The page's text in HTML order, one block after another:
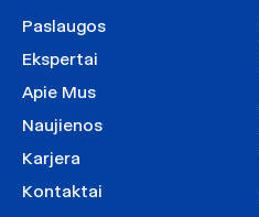
Paslaugos
Ekspertai
Apie Mus
Naujienos
Karjera
Kontaktai